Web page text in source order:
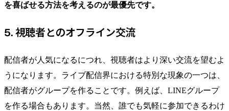
を喜ばせる方法を考えるのが最優先です。
5. 視聴者とのオフライン交流
配信者が人気になるにつれ、視聴者はより深い交流を望むよ
うになります。ライブ配信界における特別な現象の一つは、
配信者がグループを作ることです。例えば、LINEグループ
を作る場合もあります。当然、誰でも気軽に参加できるわけ